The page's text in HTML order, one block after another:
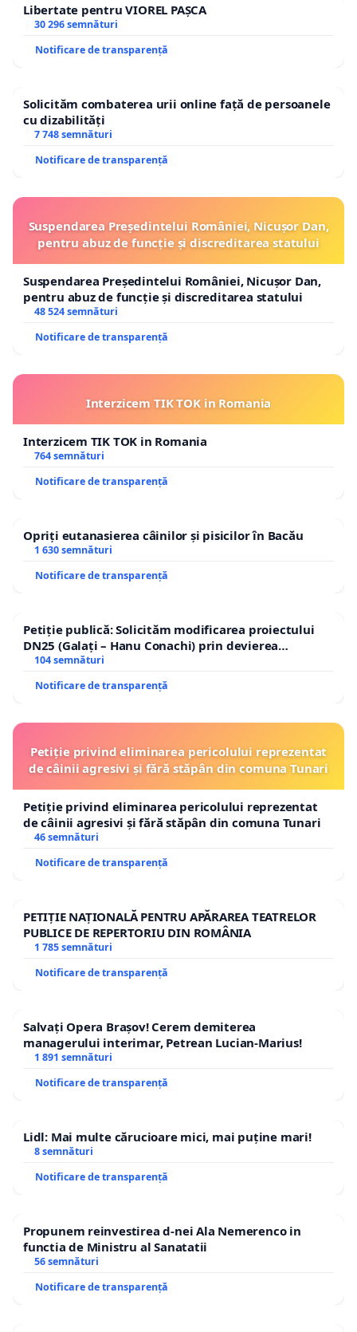
Libertate pentru VIOREL PAȘCA
30 296 semnături
Notificare de transparență
Solicităm combaterea urii online față de persoanele
cu dizabilități
7 748 semnături
Notificare de transparență
Suspendarea Președintelui României, Nicușor Dan,
pentru abuz de funcție și discreditarea statului
Suspendarea Președintelui României, Nicușor Dan,
pentru abuz de funcție și discreditarea statului
48 524 semnături
Notificare de transparență
Interzicem TIK TOK in Romania
Interzicem TIK TOK in Romania
764 semnături
Notificare de transparență
Opriți eutanasierea câinilor și pisicilor în Bacău
1 630 semnături
Notificare de transparență
Petiție publică: Solicităm modificarea proiectului
DN25 (Galați – Hanu Conachi) prin devierea
traseului în afara localităților!
104 semnături
Notificare de transparență
Petiție privind eliminarea pericolului reprezentat
de câinii agresivi și fără stăpân din comuna Tunari
Petiție privind eliminarea pericolului reprezentat
de câinii agresivi și fără stăpân din comuna Tunari
46 semnături
Notificare de transparență
PETIȚIE NAȚIONALĂ PENTRU APĂRAREA TEATRELOR
PUBLICE DE REPERTORIU DIN ROMÂNIA
1 785 semnături
Notificare de transparență
Salvați Opera Brașov! Cerem demiterea
managerului interimar, Petrean Lucian-Marius!
1 891 semnături
Notificare de transparență
Lidl: Mai multe cărucioare mici, mai puține mari!
8 semnături
Notificare de transparență
Propunem reinvestirea d-nei Ala Nemerenco in
functia de Ministru al Sanatatii
56 semnături
Notificare de transparență